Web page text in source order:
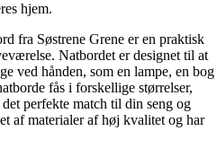
hjem.
fra Søstrene Grene er en praktisk
Natbordet er designet til at
ved hånden, som en lampe, en bog
fås i forskellige størrelser,
perfekte match til din seng og
af materialer af høj kvalitet og har